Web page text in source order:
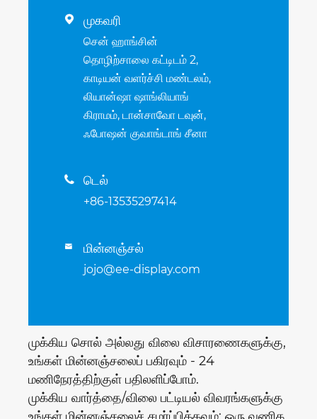
 முகவரி
சென் ஹாங்சின்
தொழிற்சாலை கட்டிடம் 2,
காடியன் வளர்ச்சி மண்டலம்,
லியான்ஷா ஷாங்லியாங்
கிராமம், டான்சாவோ டவுன்,
ஃபோஷன் குவாங்டாங் சீனா
 டெல்
+86-13535297414
 மின்னஞ்சல்
jojo@ee-display.com
முக்கிய சொல் அல்லது விலை விசாரணைகளுக்கு,
உங்கள் மின்னஞ்சலைப் பகிரவும் - 24
மணிநேரத்திற்குள் பதிலளிப்போம்.
முக்கிய வார்த்தை/விலை பட்டியல் விவரங்களுக்கு